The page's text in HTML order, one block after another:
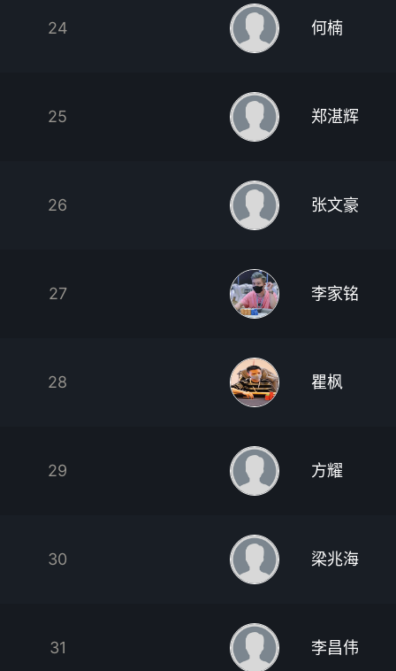
24 何楠
25 郑湛辉
26 张文豪
27 李家铭
28 瞿枫
29 方耀
30 梁兆海
31 李昌伟